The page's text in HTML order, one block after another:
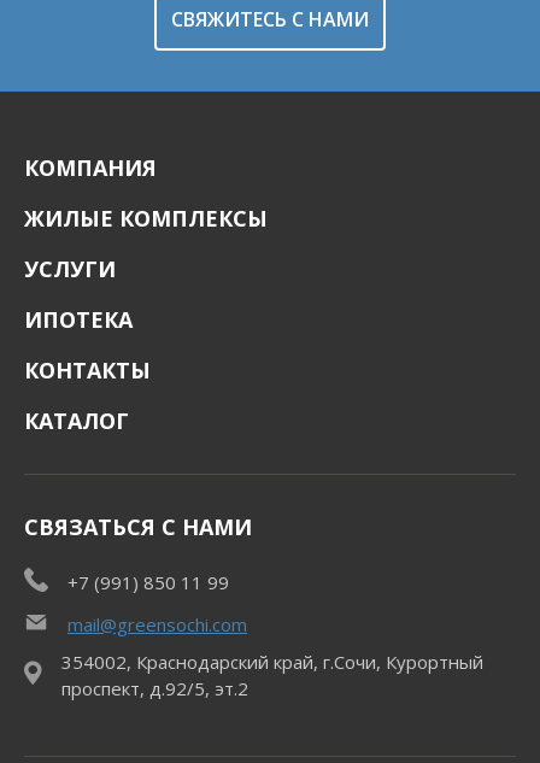
СВЯЖИТЕСЬ С НАМИ
КОМПАНИЯ
ЖИЛЫЕ КОМПЛЕКСЫ
УСЛУГИ
ИПОТЕКА
КОНТАКТЫ
КАТАЛОГ
СВЯЗАТЬСЯ С НАМИ
+7 (991) 850 11 99
mail@greensochi.com
354002, Краснодарский край, г.Сочи, Курортный
проспект, д.92/5, эт.2